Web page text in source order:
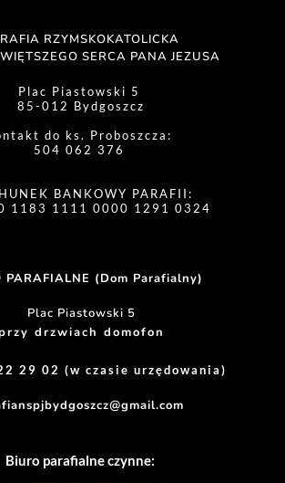
RZYMSKOKATOLICKA
SERCA PANA JEZUSA
Plac Piastowski 5
85-012 Bydgoszcz
do ks. Proboszcza:
504 062 376
BANKOWY PARAFII:
1183 1111 0000 1291 0324
PARAFIALNE (Dom Parafialny)
Plac Piastowski 5
drzwiach domofon
29 02 (w czasie urzędowania)
Biuro parafialne czynne: